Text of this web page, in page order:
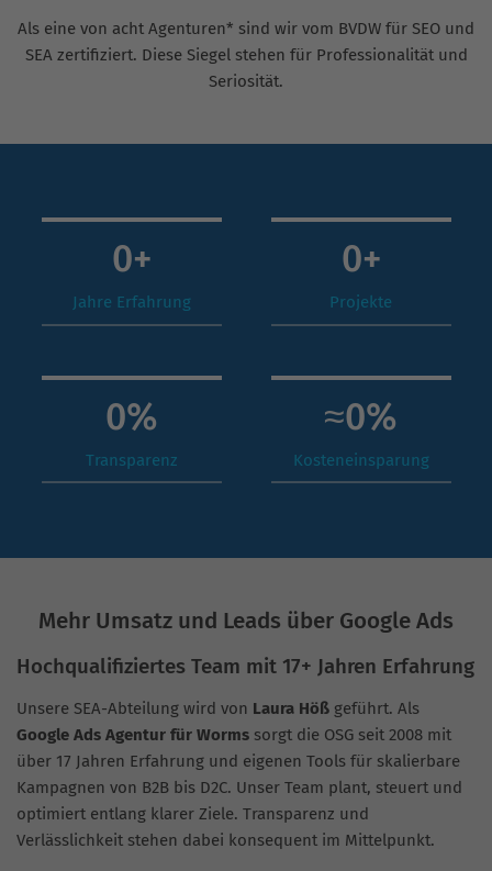
Als eine von acht Agenturen* sind wir vom BVDW für SEO und
SEA zertifiziert. Diese Siegel stehen für Professionalität und
Seriosität.
0+
Jahre Erfahrung
0+
Projekte
0%
Transparenz
≈0%
Kosteneinsparung
Mehr Umsatz und Leads über Google Ads
Hochqualifiziertes Team mit 17+ Jahren Erfahrung
Unsere SEA-Abteilung wird von Laura Höß geführt. Als
Google Ads Agentur für Worms sorgt die OSG seit 2008 mit
über 17 Jahren Erfahrung und eigenen Tools für skalierbare
Kampagnen von B2B bis D2C. Unser Team plant, steuert und
optimiert entlang klarer Ziele. Transparenz und
Verlässlichkeit stehen dabei konsequent im Mittelpunkt.